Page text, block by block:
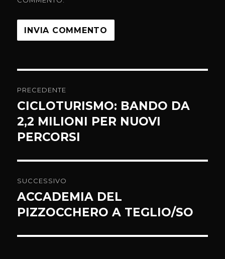
articoli
PRECEDENTE
Articolo
precedente:
CICLOTURISMO: BANDO DA
2,2 MILIONI PER NUOVI
PERCORSI
SUCCESSIVO
Articolo
successivo:
ACCADEMIA DEL
PIZZOCCHERO A TEGLIO/SO